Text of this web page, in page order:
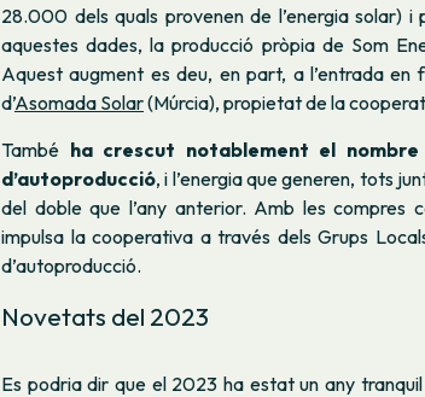
28.000 dels quals provenen de l’energia solar) i
aquestes dades, la producció pròpia de Som
Aquest augment es deu, en part, a l’entrada
d’Asomada Solar(Múrcia), propietat de la
També ha crescut notablement el
d’autoproducció, i l’energia que generen, tots
del doble que l’any anterior. Amb les compres
impulsa la cooperativa a través dels Grups
d’autoproducció.
Novetats del 2023
Es podria dir que el 2023 ha estat un any